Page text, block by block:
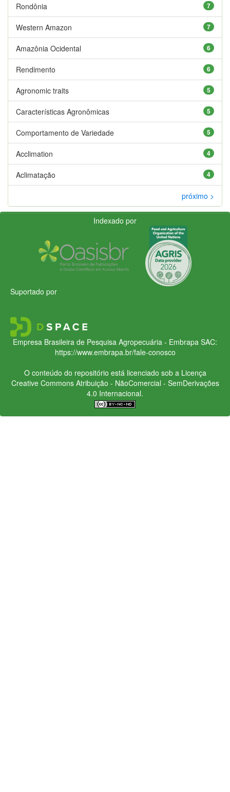
7
Rondônia
7
Western Amazon
6
Amazônia Ocidental
6
Rendimento
5
Agronomic traits
5
Características Agronômicas
5
Comportamento de Variedade
4
Acclimation
4
Aclimatação
próximo >
Indexado por
Suportado por
Empresa Brasileira de Pesquisa Agropecuária - Embrapa SAC:
https://www.embrapa.br/fale-conosco
O conteúdo do repositório está licenciado sob a Licença
Creative CommonsAtribuição - NãoComercial - SemDerivações
4.0 Internacional.